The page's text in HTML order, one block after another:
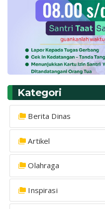
Kategori
Berita Dinas
Artikel
Olahraga
Inspirasi